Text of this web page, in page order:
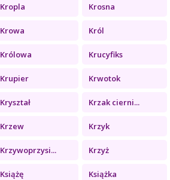
Kropla Krosna
Krowa Król
Królowa Krucyfiks
Krupier Krwotok
Kryształ Krzak cierni...
Krzew Krzyk
Krzywoprzysi... Krzyż
Książę Książka